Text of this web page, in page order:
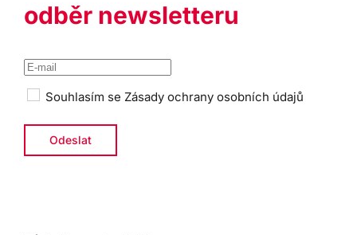
odběr newsletteru
Souhlasím se Zásady ochrany osobních údajů